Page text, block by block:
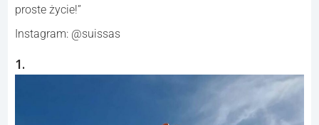
proste życie!”
Instagram: @suissas
1.